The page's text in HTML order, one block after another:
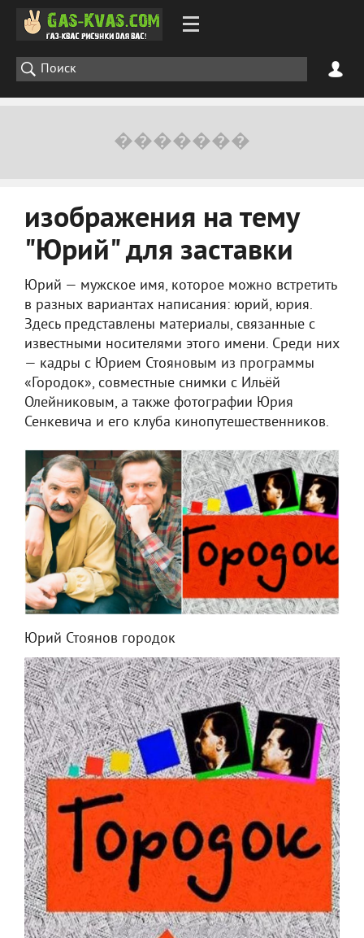
изображения на тему
"Юрий" для заставки
Юрий — мужское имя, которое можно встретить
в разных вариантах написания: юрий, юрия.
Здесь представлены материалы, связанные с
известными носителями этого имени. Среди них
— кадры с Юрием Стояновым из программы
«Городок», совместные снимки с Ильёй
Олейниковым, а также фотографии Юрия
Сенкевича и его клуба кинопутешественников.
Юрий Стоянов городок